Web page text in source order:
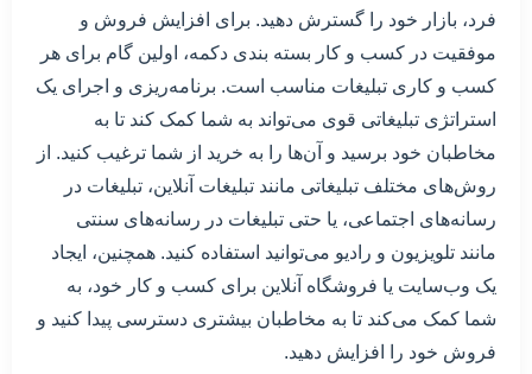
فرد، بازار خود را گسترش دهید. برای افزایش فروش و
موفقیت در کسب و کار بسته بندی دکمه، اولین گام برای هر
کسب و کاری تبلیغات مناسب است. برنامه‌ریزی و اجرای یک
استراتژی تبلیغاتی قوی می‌تواند به شما کمک کند تا به
مخاطبان خود برسید و آن‌ها را به خرید از شما ترغیب کنید. از
روش‌های مختلف تبلیغاتی مانند تبلیغات آنلاین، تبلیغات در
رسانه‌های اجتماعی، یا حتی تبلیغات در رسانه‌های سنتی
مانند تلویزیون و رادیو می‌توانید استفاده کنید. همچنین، ایجاد
یک وب‌سایت یا فروشگاه آنلاین برای کسب و کار خود، به
شما کمک می‌کند تا به مخاطبان بیشتری دسترسی پیدا کنید و
فروش خود را افزایش دهید.